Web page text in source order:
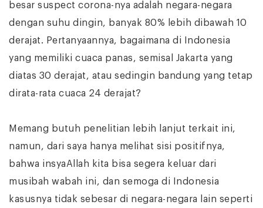
besar suspect corona-nya adalah negara-negara
dengan suhu dingin, banyak 80% lebih dibawah 10
derajat. Pertanyaannya, bagaimana di Indonesia
yang memiliki cuaca panas, semisal Jakarta yang
diatas 30 derajat, atau sedingin bandung yang tetap
dirata-rata cuaca 24 derajat?
Memang butuh penelitian lebih lanjut terkait ini,
namun, dari saya hanya melihat sisi positifnya,
bahwa insyaAllah kita bisa segera keluar dari
musibah wabah ini, dan semoga di Indonesia
kasusnya tidak sebesar di negara-negara lain seperti